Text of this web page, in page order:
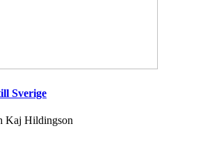
Sverige
Kaj Hildingson